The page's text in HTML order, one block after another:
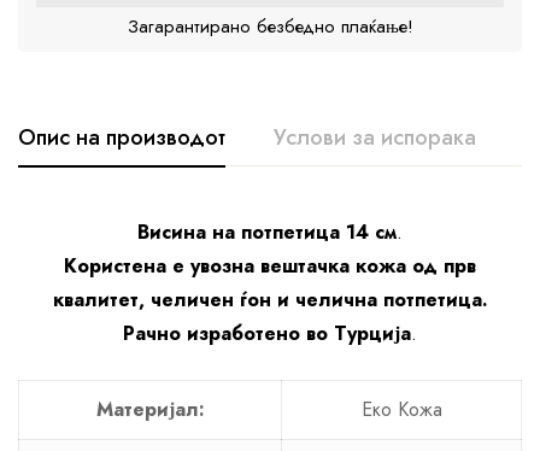
Загарантирано безбедно плаќање!
Опис на производот Услови за испорака
Висина на потпетица 14 см.
Користена е увозна вештачка кожа од прв
квалитет, челичен ѓон и челична потпетица.
Рачно изработено во Турција.
Материјал: Еко Кожа